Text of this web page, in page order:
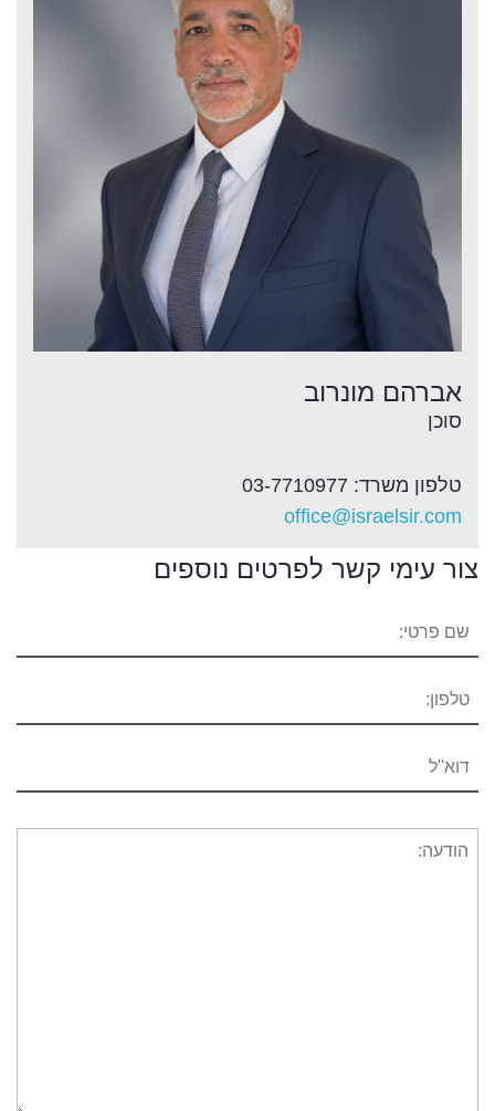
אברהם מונרוב
סוכן
טלפון משרד: 03-7710977
office@israelsir.com
צור עימי קשר לפרטים נוספים